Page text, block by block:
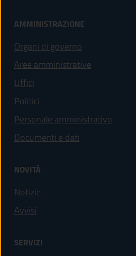
AMMINISTRAZIONE
Organi di governo
Aree amministrative
Uffici
Politici
Personale amministrativo
Documenti e dati
NOVITÀ
Notizie
Avvisi
SERVIZI